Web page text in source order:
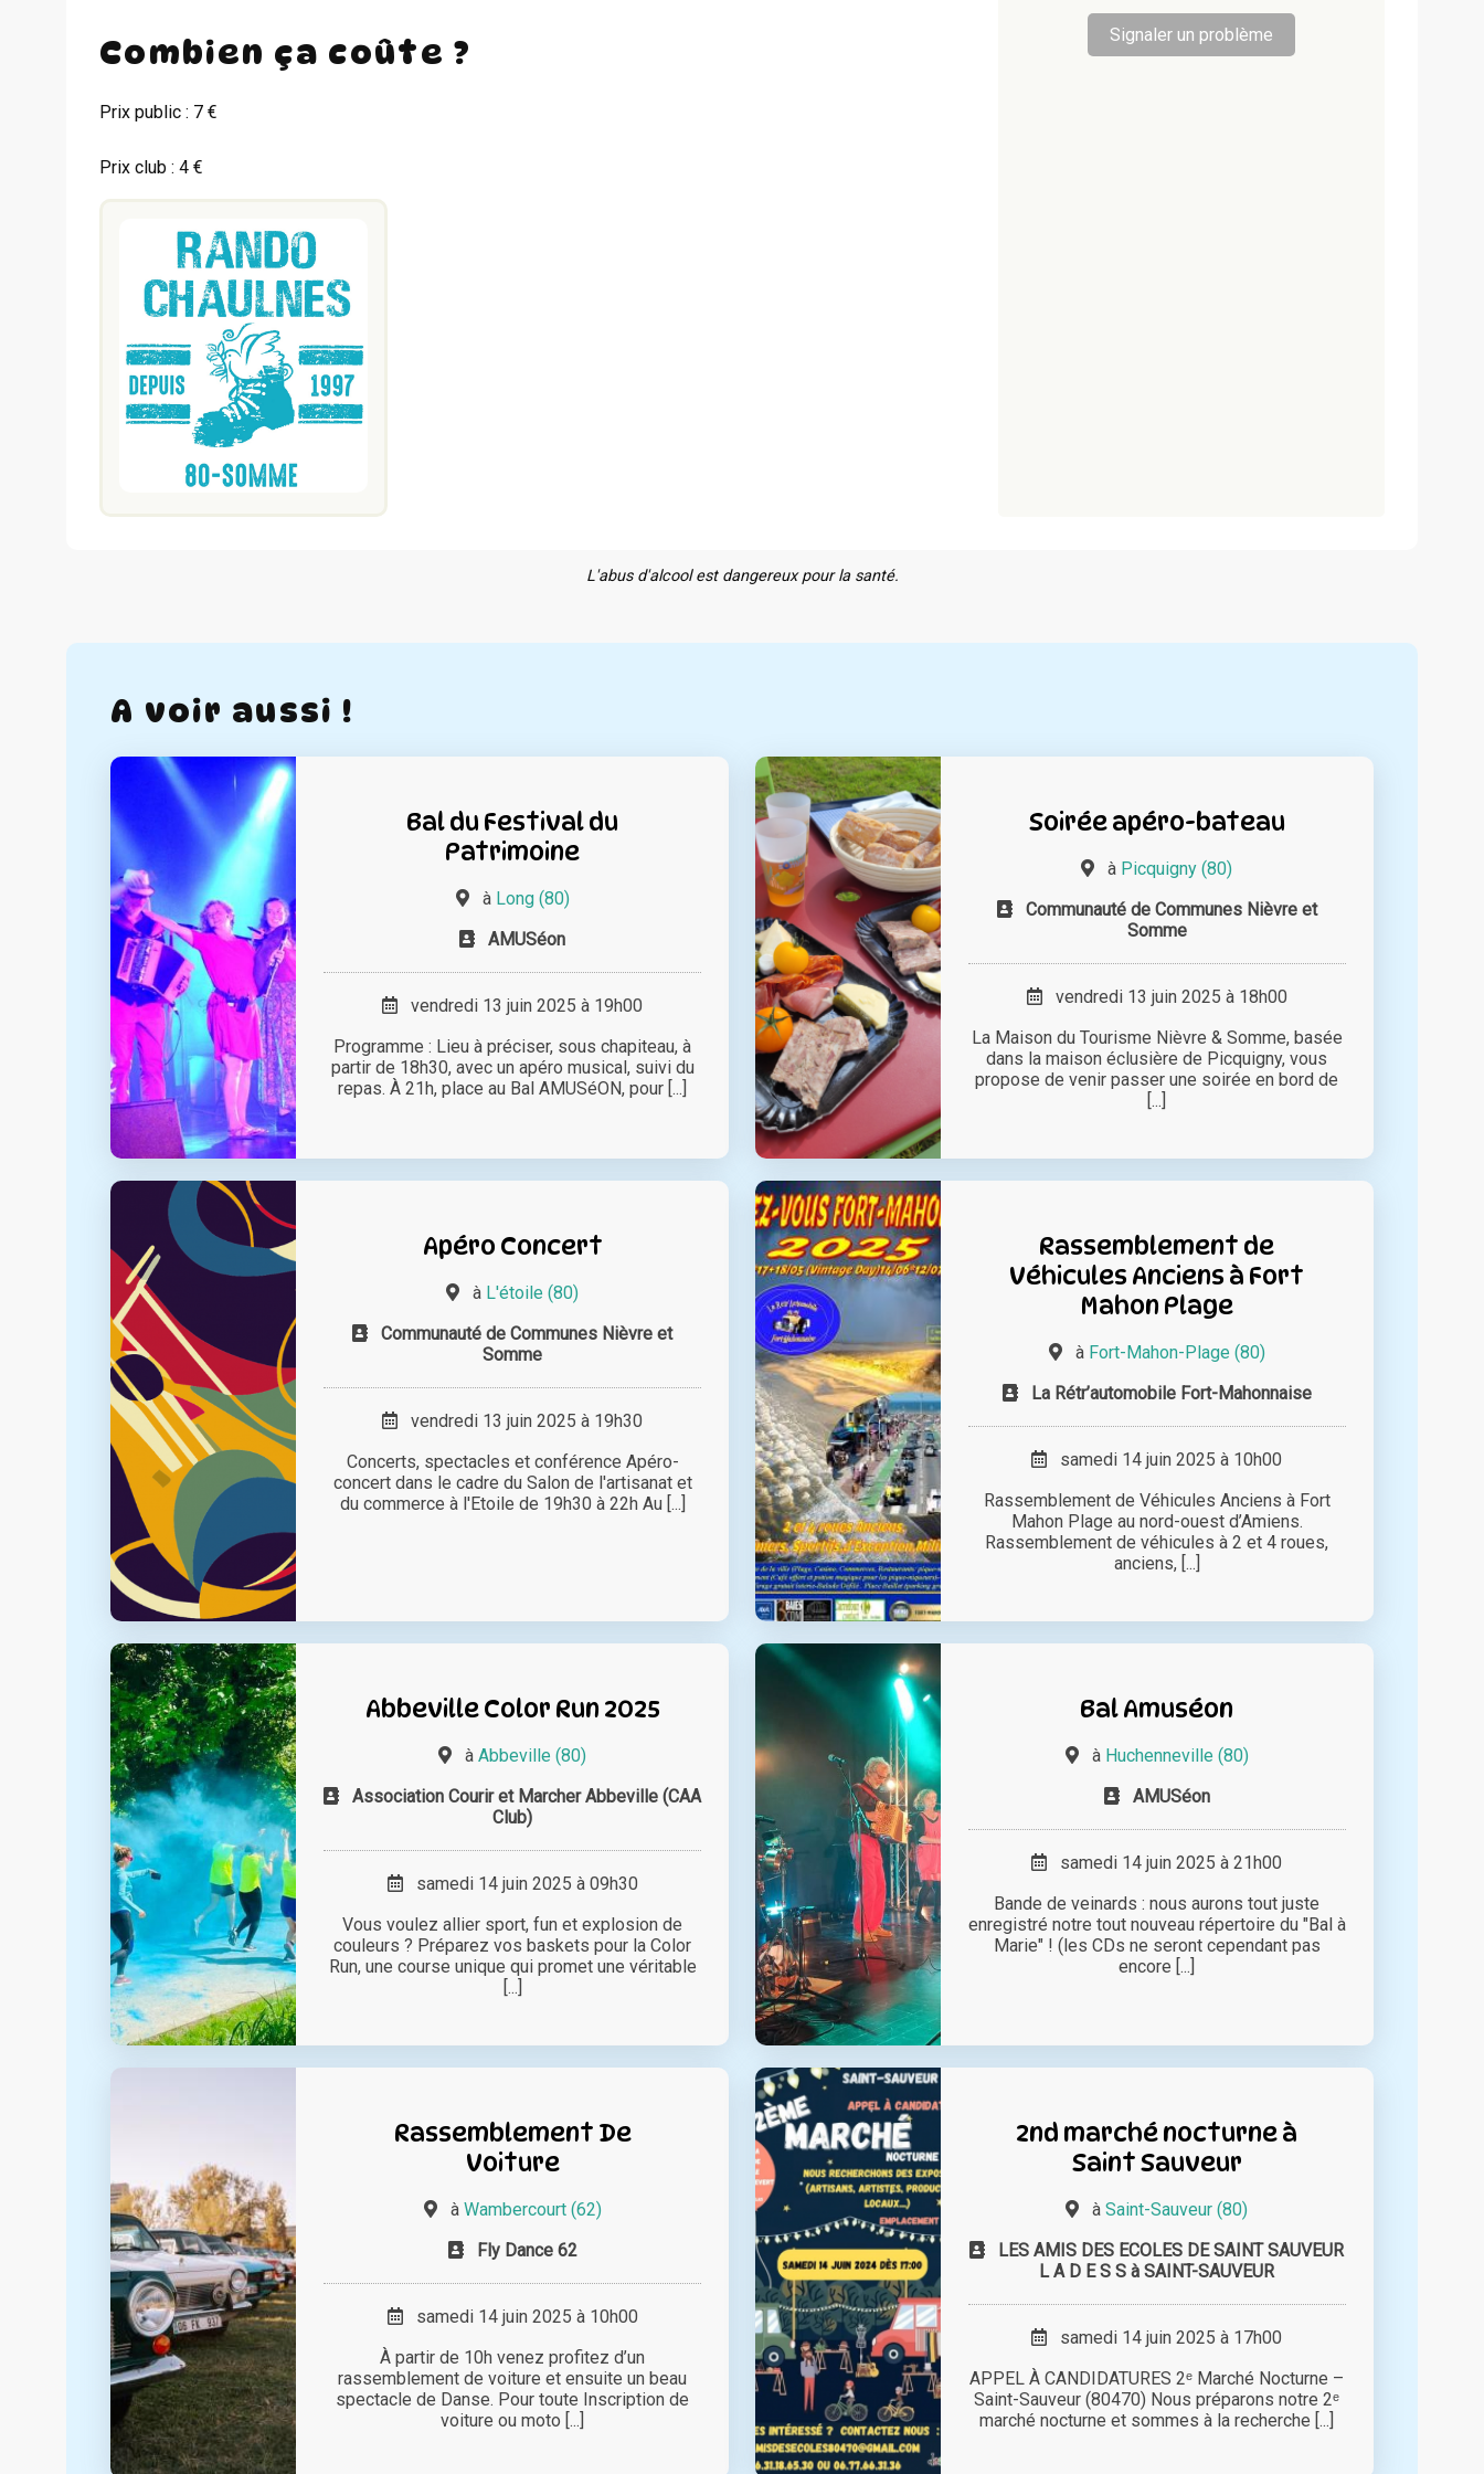
Combien ça coûte ?
Prix public : 7 €
Prix club : 4 €
Signaler un problème
L'abus d'alcool est dangereux pour la santé.
A voir aussi !
Bal du Festival du
Patrimoine
à Long (80)
AMUSéon
vendredi 13 juin 2025 à 19h00
Programme : Lieu à préciser, sous chapiteau, à
partir de 18h30, avec un apéro musical, suivi du
repas. À 21h, place au Bal AMUSéON, pour [...]
Soirée apéro-bateau
à Picquigny (80)
Communauté de Communes Nièvre et
Somme
vendredi 13 juin 2025 à 18h00
La Maison du Tourisme Nièvre & Somme, basée
dans la maison éclusière de Picquigny, vous
propose de venir passer une soirée en bord de
[...]
Apéro Concert
à L'étoile (80)
Communauté de Communes Nièvre et
Somme
vendredi 13 juin 2025 à 19h30
Concerts, spectacles et conférence Apéro-
concert dans le cadre du Salon de l'artisanat et
du commerce à l'Etoile de 19h30 à 22h Au [...]
Rassemblement de
Véhicules Anciens à Fort
Mahon Plage
à Fort-Mahon-Plage (80)
La Rétr’automobile Fort-Mahonnaise
samedi 14 juin 2025 à 10h00
Rassemblement de Véhicules Anciens à Fort
Mahon Plage au nord-ouest d’Amiens.
Rassemblement de véhicules à 2 et 4 roues,
anciens, [...]
Abbeville Color Run 2025
àAbbeville (80)
Association Courir et Marcher Abbeville (CAA
Club)
samedi 14 juin 2025 à 09h30
Vous voulez allier sport, fun et explosion de
couleurs ? Préparez vos baskets pour la Color
Run, une course unique qui promet une véritable
[...]
Bal Amuséon
à Huchenneville (80)
AMUSéon
samedi 14 juin 2025 à 21h00
Bande de veinards : nous aurons tout juste
enregistré notre tout nouveau répertoire du "Bal à
Marie" ! (les CDs ne seront cependant pas
encore [...]
Rassemblement De
Voiture
à Wambercourt (62)
Fly Dance 62
samedi 14 juin 2025 à 10h00
À partir de 10h venez profitez d’un
rassemblement de voiture et ensuite un beau
spectacle de Danse. Pour toute Inscription de
voiture ou moto [...]
2nd marché nocturne à
Saint Sauveur
àSaint-Sauveur (80)
LES AMIS DES ECOLES DE SAINT SAUVEUR
L A D E S S à SAINT-SAUVEUR
samedi 14 juin 2025 à 17h00
APPEL À CANDIDATURES 2ᵉ Marché Nocturne –
Saint-Sauveur (80470) Nous préparons notre 2ᵉ
marché nocturne et sommes à la recherche [...]